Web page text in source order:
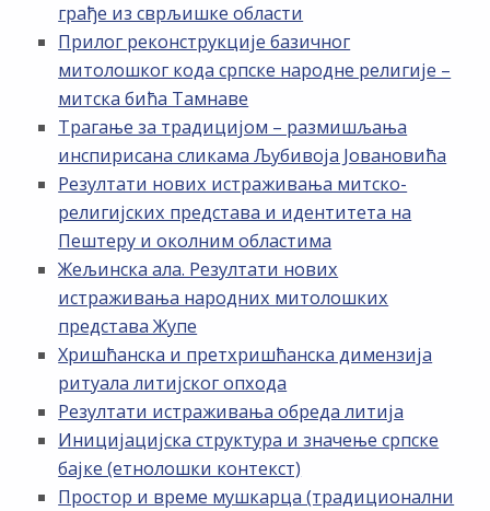
грађе из сврљишке области
Прилог реконструкције базичног
митолошког кода српске народне религије –
митска бића Тамнаве
Трагање за традицијом – размишљања
инспирисана сликама Љубивоја Јовановића
Резултати нових истраживања митско-
религијских представа и идентитета на
Пештеру и околним областима
Жељинска ала. Резултати нових
истраживања народних митолошких
представа Жупе
Хришћанска и претхришћанска димензија
ритуала литијског опхода
Резултати истраживања обреда литија
Иницијацијска структура и значење српске
бајке (етнолошки контекст)
Простор и време мушкарца (традиционални